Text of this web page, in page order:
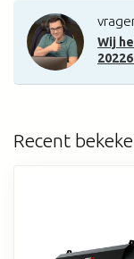
Wij
Recent